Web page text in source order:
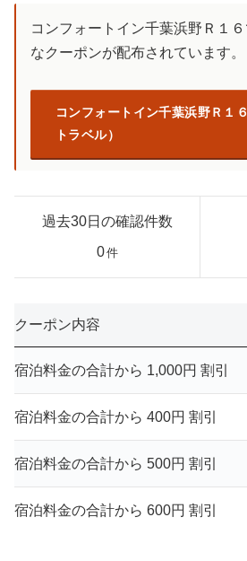
コンフォートイン千葉浜野Ｒ１
なクーポンが配布されています。
コンフォートイン千葉浜野Ｒ１
トラベル）
過去30日の確認件数
0件
クーポン内容
宿泊料金の合計から 1,000円 割引
宿泊料金の合計から 400円 割引
宿泊料金の合計から 500円 割引
宿泊料金の合計から 600円 割引